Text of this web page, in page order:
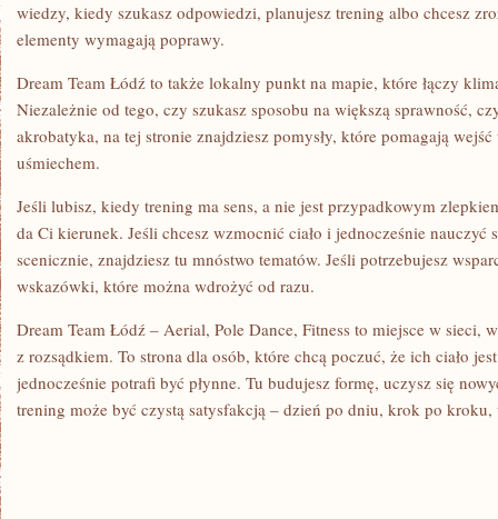
wiedzy, kiedy szukasz odpowiedzi, planujesz trening albo chcesz
elementy wymagają poprawy.
Dream Team Łódź to także lokalny punkt na mapie, które łączy
Niezależnie od tego, czy szukasz sposobu na większą sprawność,
akrobatyka, na tej stronie znajdziesz pomysły, które pomagają
uśmiechem.
Jeśli lubisz, kiedy trening ma sens, a nie jest przypadkowym
da Ci kierunek. Jeśli chcesz wzmocnić ciało i jednocześnie nauczyć
scenicznie, znajdziesz tu mnóstwo tematów. Jeśli potrzebujesz
wskazówki, które można wdrożyć od razu.
Dream Team Łódź – Aerial, Pole Dance, Fitness to miejsce w sieci,
z rozsądkiem. To strona dla osób, które chcą poczuć, że ich ciało
jednocześnie potrafi być płynne. Tu budujesz formę, uczysz się
trening może być czystą satysfakcją – dzień po dniu, krok po kroku,